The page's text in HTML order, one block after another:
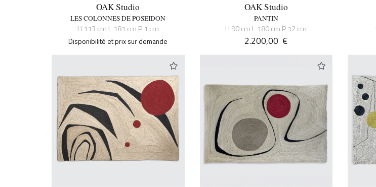
OAK Studio
LES COLONNES DE POSEIDON
H 113 cm L 181 cm P 1 cm
Disponibilité et prix sur demande
OAK Studio
PANTIN
H 90 cm L 180 cm P 12 cm
2.200,00 €